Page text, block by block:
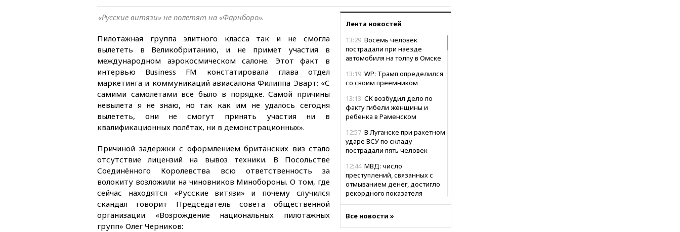
Лента новостей
13:29 Восемь человек
пострадали при наезде
автомобиля на толпу в Омске
13:19 WP: Трамп определился
со своим преемником
13:13 СК возбудил дело по
факту гибели женщины и
ребенка в Раменском
12:57 В Луганске при ракетном
ударе ВСУ по складу
пострадали пять человек
12:44 МВД: число
преступлений, связанных с
отмыванием денег, достигло
рекордного показателя
женщина и трехлетний
ребенок погибли при падении
Все новости »
«Русские витязи» не полетят на «Фарнборо».
Пилотажная группа элитного класса так и не смогла
вылететь в Великобританию, и не примет участия в
международном аэрокосмическом салоне. Этот факт в
интервью Business FM констатировала глава отдел
маркетинга и коммуникаций авиасалона Филиппа Эварт: «С
самими самолётами всё было в порядке. Самой причины
невылета я не знаю, но так как им не удалось сегодня
вылететь, они не смогут принять участия ни в
квалификационных полётах, ни в демонстрационных».
Причиной задержки с оформлением британских виз стало
отсутствие лицензий на вывоз техники. В Посольстве
Соединённого Королевства всю ответственность за
волокиту возложили на чиновников Минобороны. О том, где
сейчас находятся «Русские витязи» и почему случился
скандал говорит Председатель совета общественной
организации «Возрождение национальных пилотажных
групп» Олег Черников: